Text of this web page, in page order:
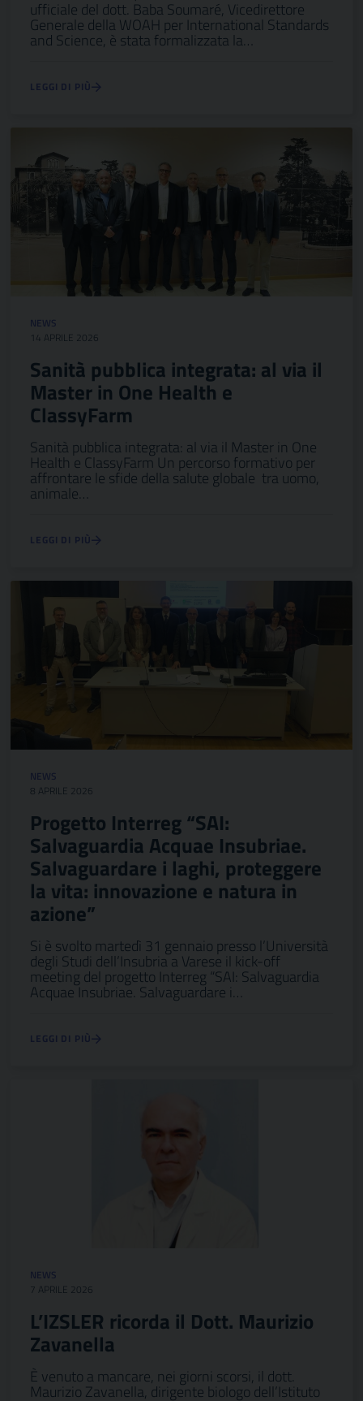
ufficiale del dott. Baba Soumaré, Vicedirettore
Generale della WOAH per International Standards
and Science, è stata formalizzata la…
LEGGI DI PIÙ
NEWS
14 APRILE 2026
Sanità pubblica integrata: al via il
Master in One Health e
ClassyFarm
Sanità pubblica integrata: al via il Master in One
Health e ClassyFarm Un percorso formativo per
affrontare le sfide della salute globale tra uomo,
animale…
LEGGI DI PIÙ
NEWS
8 APRILE 2026
Progetto Interreg “SAI:
Salvaguardia Acquae Insubriae.
Salvaguardare i laghi, proteggere
la vita: innovazione e natura in
azione”
Si è svolto martedì 31 gennaio presso l’Università
degli Studi dell’Insubria a Varese il kick-off
meeting del progetto Interreg “SAI: Salvaguardia
Acquae Insubriae. Salvaguardare i…
LEGGI DI PIÙ
NEWS
7 APRILE 2026
L’IZSLER ricorda il Dott. Maurizio
Zavanella
È venuto a mancare, nei giorni scorsi, il dott.
Maurizio Zavanella, dirigente biologo dell’Istituto